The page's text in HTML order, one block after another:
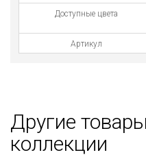
Доступные цвета
Артикул
Другие
коллекции